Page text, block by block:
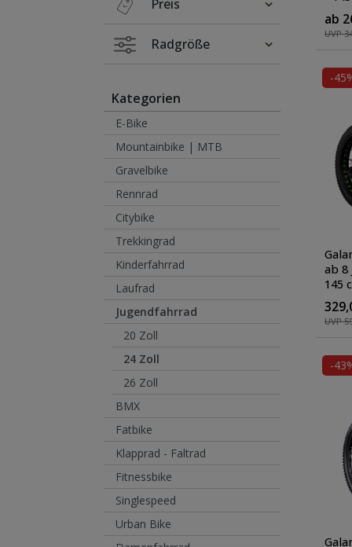
Preis
Radgröße
Kategorien
E-Bike
Mountainbike | MTB
Gravelbike
Rennrad
Citybike
Trekkingrad
Kinderfahrrad
Laufrad
Jugendfahrrad
20 Zoll
24 Zoll
26 Zoll
BMX
Fatbike
Klapprad - Faltrad
Fitnessbike
Singlespeed
Urban Bike
UVP
ab
-
ab 8
145
UVP
-